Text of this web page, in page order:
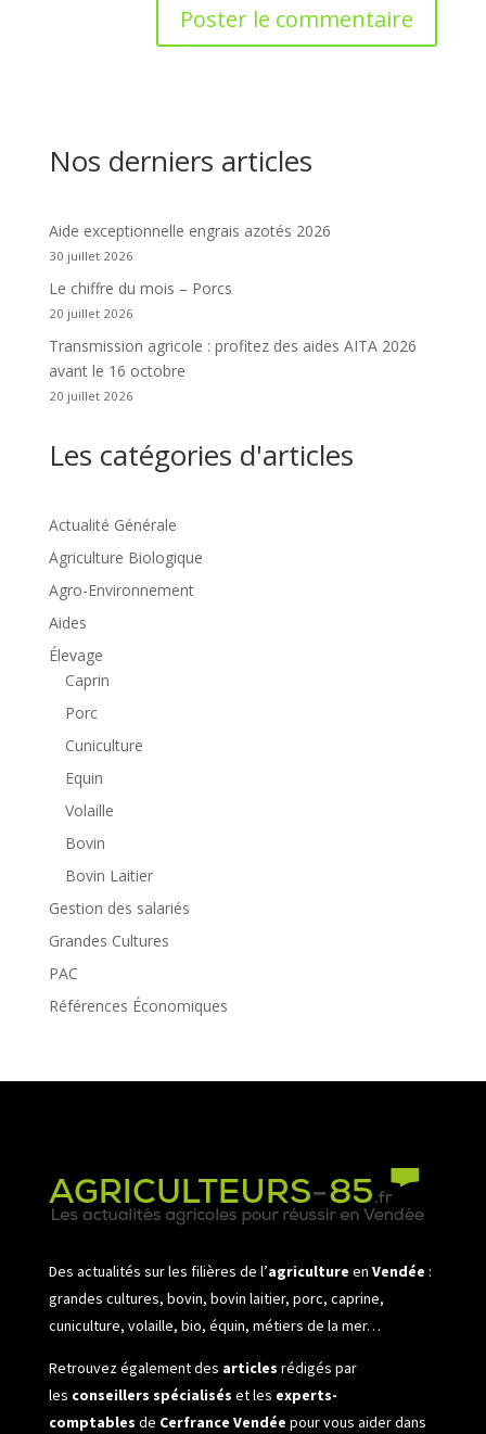
Nos derniers articles
Aide exceptionnelle engrais azotés 2026
30 juillet 2026
Le chiffre du mois – Porcs
20 juillet 2026
Transmission agricole : profitez des aides AITA 2026
avant le 16 octobre
20 juillet 2026
Les catégories d'articles
Actualité Générale
Agriculture Biologique
Agro-Environnement
Aides
Élevage
Caprin
Porc
Cuniculture
Equin
Volaille
Bovin
Bovin Laitier
Gestion des salariés
Grandes Cultures
PAC
Références Économiques
Des actualités sur les filières de l’agriculture en Vendée :
grandes cultures, bovin, bovin laitier, porc, caprine,
cuniculture, volaille, bio, équin, métiers de la mer…
Retrouvez également des articles rédigés par
les conseillers spécialisés et les experts-
comptables de Cerfrance Vendée pour vous aider dans